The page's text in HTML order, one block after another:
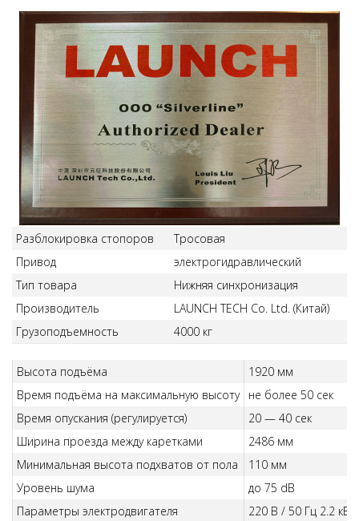
Разблокировка стопоров
Тросовая
Привод
электрогидравлический
Тип товара
Нижняя синхронизация
Производитель
LAUNCH TECH Co. Ltd. (Китай)
Грузоподъемность
4000 кг
Высота подъёма
1920 мм
Время подъёма на максимальную высоту
не более 50 сек
Время опускания (регулируется)
20 — 40 сек
Ширина проезда между каретками
2486 мм
Минимальная высота подхватов от пола
110 мм
Уровень шума
до 75 dB
Параметры электродвигателя
220 В / 50 Гц 2.2 кВт